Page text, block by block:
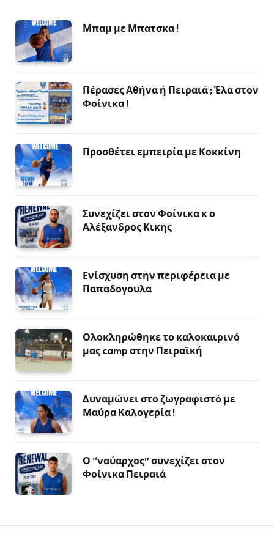
Μπαμ με Μπατσκα !
Πέρασες Αθήνα ή Πειραιά ; Έλα στον
Φοίνικα !
Προσθέτει εμπειρία με Κοκκίνη
Συνεχίζει στον Φοίνικα κ ο
Αλέξανδρος Κικης
Ενίσχυση στην περιφέρεια με
Παπαδογουλα
Ολοκληρώθηκε το καλοκαιρινό
μας camp στην Πειραϊκή
Δυναμώνει στο ζωγραφιστό με
Μαύρα Καλογερία !
Ο “ναύαρχος” συνεχίζει στον
Φοίνικα Πειραιά